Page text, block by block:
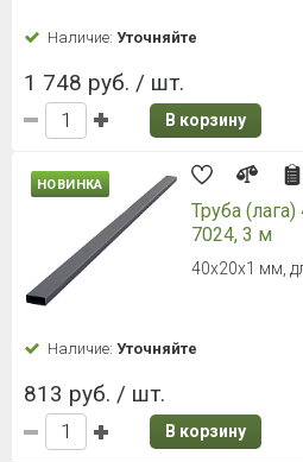
Наличие: Уточняйте
1 748 руб. / шт.
В корзину
НОВИНКА
Труба
7024, 3 м
40х20х1 мм,
Наличие: Уточняйте
813 руб. / шт.
В корзину